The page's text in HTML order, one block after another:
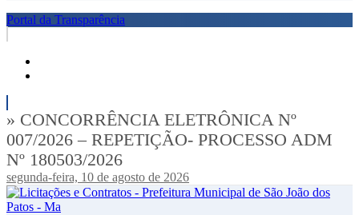
Portal da Transparência
» CONCORRÊNCIA ELETRÔNICA Nº
007/2026 – REPETIÇÃO- PROCESSO ADM
Nº 180503/2026
segunda-feira, 10 de agosto de 2026